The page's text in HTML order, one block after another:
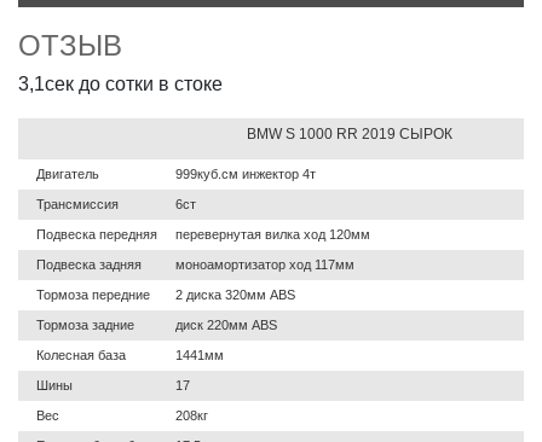
ОТЗЫВ
3,1сек до сотки в стоке
Двигатель
Трансмиссия
Подвеска передняя
Подвеска задняя
Тормоза передние
Тормоза задние
Колесная база
Шины
Вес
BMW S 1000 RR 2019 СЫРОК
999куб.см инжектор 4т
6ст
перевернутая вилка ход 120мм
моноамортизатор ход 117мм
2 диска 320мм ABS
диск 220мм ABS
1441мм
17
208кг